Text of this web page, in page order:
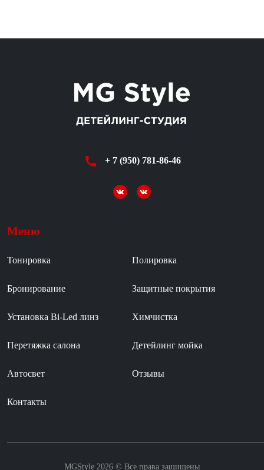
+ 7 (950) 781-86-46
Меню
Тонировка Полировка
Бронирование Защитные покрытия
Установка Bi-Led линз Химчистка
Перетяжка салона Детейлинг мойка
Автосвет Отзывы
Контакты
MGStyle 2026 © Все права защищены